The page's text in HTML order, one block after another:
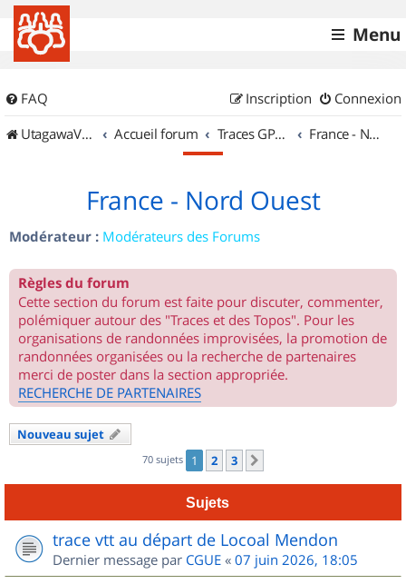
Menu
FAQ Connexion
Inscription
UtagawaVTT (Randos VTT et VTTAE avec traces GPS)
Accueil forum Traces GPS de randos VTT France - Nord Ouest
France - Nord Ouest
Modérateur : Modérateurs des Forums
Règles du forum
Cette section du forum est faite pour discuter, commenter,
polémiquer autour des "Traces et des Topos". Pour les
organisations de randonnées improvisées, la promotion de
randonnées organisées ou la recherche de partenaires
merci de poster dans la section appropriée.
RECHERCHE DE PARTENAIRES
Nouveau sujet
70 sujets 1 2 3
Sujets
trace vtt au départ de Locoal Mendon
Dernier message par CGUE « 07 juin 2026, 18:05